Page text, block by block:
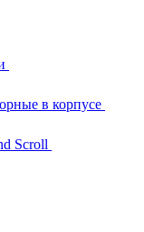
в корпусе
Scroll